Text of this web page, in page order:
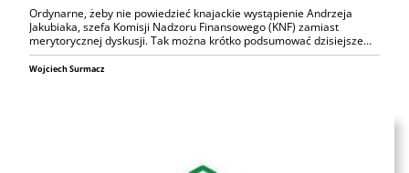
Ordynarne, żeby nie powiedzieć knajackie wystąpienie Andrzeja
Jakubiaka, szefa Komisji Nadzoru Finansowego (KNF) zamiast
merytorycznej dyskusji. Tak można krótko podsumować dzisiejsze…
Wojciech Surmacz